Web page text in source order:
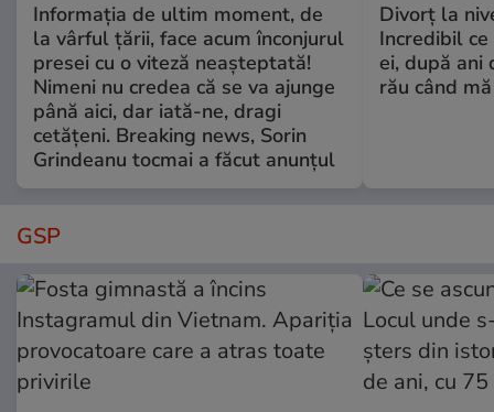
Informația de ultim moment, de
la vârful țării, face acum înconjurul
presei cu o viteză neașteptată!
Nimeni nu credea că se va ajunge
până aici, dar iată-ne, dragi
cetățeni. Breaking news, Sorin
Grindeanu tocmai a făcut anunțul
Divorț la
Incredibil
ei, după ani
rău când
GSP